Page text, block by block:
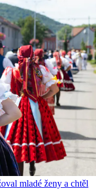
mladé ženy a chtěl